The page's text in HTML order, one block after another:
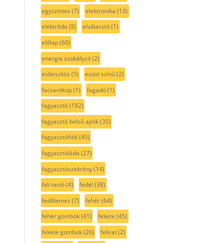
egyszintes (7) elektronika (13)
elektróda (8) elválasztó(1)
előlap(60)
energia szabályzó(2)
evőeszköz (5) ezüst színű(2)
facsarókúp(1) fagadó(1)
fagyasztó(182)
fagyasztó belső ajtók(35)
fagyasztófiók(45)
fagyasztóláda (27)
fagyasztószekrény(14)
fali tartó(4) fedél (38)
fedőlemez (7) fehér(64)
fehér gombok(41) fekete (45)
fekete gombok(26) felirat(2)